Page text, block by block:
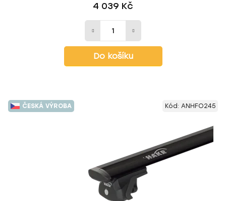
4 039 Kč
Do košíku
ČESKÁ VÝROBA Kód: ANHFO245